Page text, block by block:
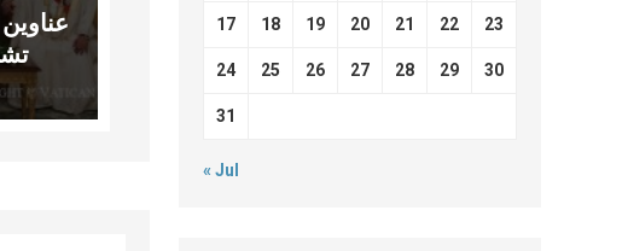
17 18 19 20 21 22 23
24 25 26 27 28 29 30
31
« Jul